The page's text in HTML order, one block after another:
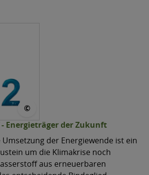
©
Energieträger der Zukunft
der Energiewende ist ein
um die Klimakrise noch
aus erneuerbaren